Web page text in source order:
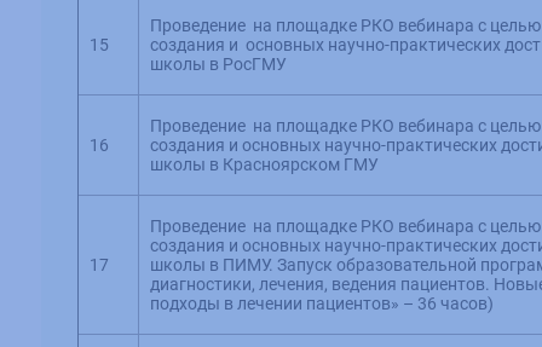
15
Проведение на площадке РКО вебинара с
создания и основных научно-практических
школы в РосГМУ
16
Проведение на площадке РКО вебинара с
создания и основных научно-практических
школы в Красноярском ГМУ
17
Проведение на площадке РКО вебинара с
создания и основных научно-практических
школы в ПИМУ. Запуск образовательной
диагностики, лечения, ведения пациентов.
подходы в лечении пациентов» – 36 часов)